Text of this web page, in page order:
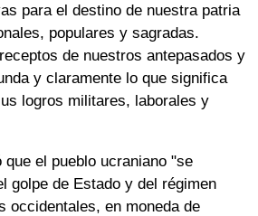
para el destino de nuestra patria
populares y sagradas.
de nuestros antepasados y
y claramente lo que significa
logros militares, laborales y
el pueblo ucraniano "se
golpe de Estado y del régimen
occidentales, en moneda de